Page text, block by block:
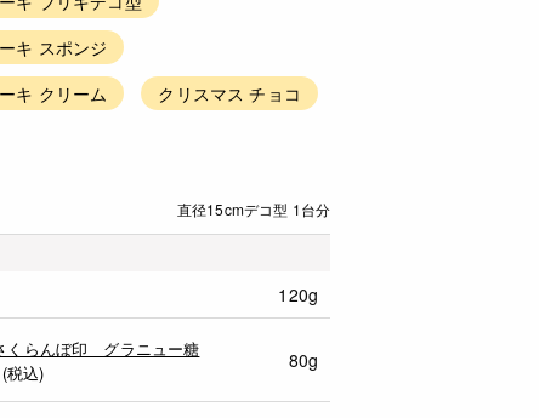
キ スポンジ
キ クリーム
クリスマス チョコ
直径15cmデコ型 1台分
120g
くらんぼ印 グラニュー糖
税込)
80g